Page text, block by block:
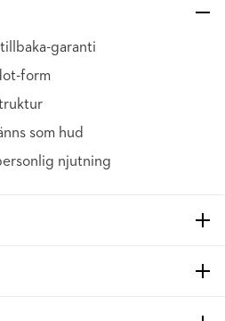
garanti
form
som hud
njutning